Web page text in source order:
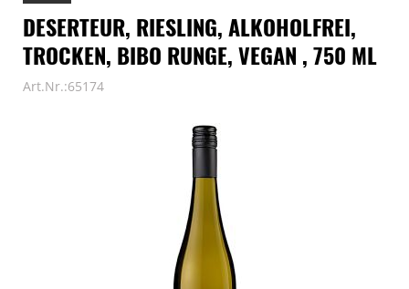
DESERTEUR, RIESLING, ALKOHOLFREI,
TROCKEN, BIBO RUNGE, VEGAN , 750 ML
Art.Nr.:65174